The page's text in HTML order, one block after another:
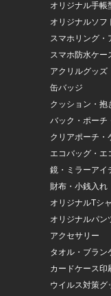
オリジナル手帳
オリジナルソフ
スマホリング・
スマホ防水ケー
アクリルグッズ
缶バッジ
クッション・抱
バック・ポーチ
クリアポーチ・
エコバッグ・エ
鏡・ミラーアイ
財布・小銭入れ
オリジナルTシ
オリジナルパン
アクセサリー
タオル・ブラン
カードケース印
ウイルス対策グ